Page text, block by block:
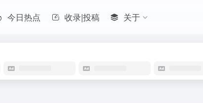
今日热点 收录|投稿 关于